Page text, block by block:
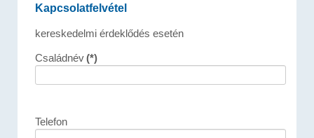
Kapcsolatfelvétel
kereskedelmi érdeklődés esetén
Családnév(*)
Telefon